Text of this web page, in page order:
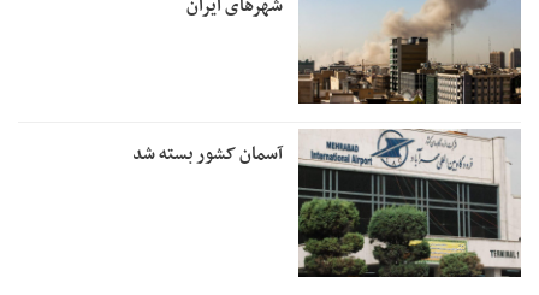
شهرهای ایران
آسمان کشور بسته شد